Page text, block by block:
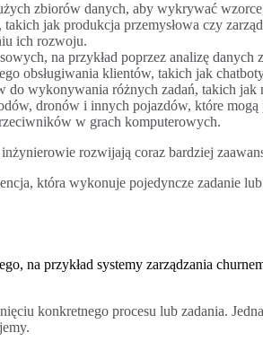
zbiorów danych, aby wykrywać
jak produkcja przemysłowa czy
ich rozwoju.
na przykład poprzez analizę danych
obsługiwania klientów, takich jak
wykonywania różnych zadań, takich jak
dronów i innych pojazdów, które mogą
w grach komputerowych.
rozwijają coraz bardziej
która wykonuje pojedyncze zadanie
na przykład systemy zarządzania
konkretnego procesu lub zadania.